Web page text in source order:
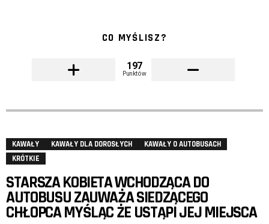
CO MYŚLISZ?
197
Punktów
KAWAŁY KAWAŁY DLA DOROSŁYCH
KAWAŁY O AUTOBUSACH
KRÓTKIE
STARSZA KOBIETA WCHODZĄCA DO
AUTOBUSU ZAUWAŻA SIEDZĄCEGO
CHŁOPCA MYŚLĄC ŻE USTĄPI JEJ MIEJSCA